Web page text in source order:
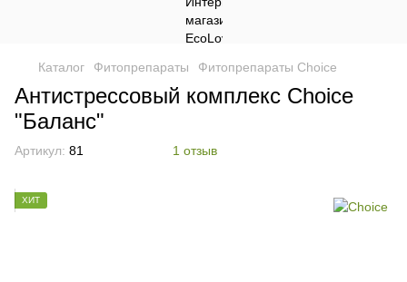
Каталог Фитопрепараты Фитопрепараты Choice
Антистрессовый комплекс Choice
"Баланс"
Артикул: 81 1 отзыв
ХИТ